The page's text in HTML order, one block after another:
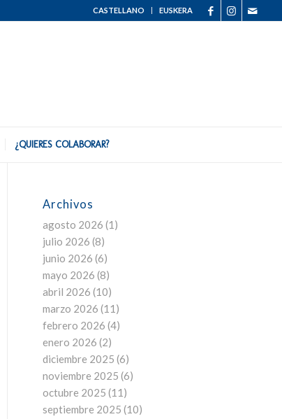
CASTELLANO EUSKERA
¿QUIERES COLABORAR?
Archivos
agosto 2026 (1)
julio 2026 (8)
junio 2026 (6)
mayo 2026 (8)
abril 2026 (10)
marzo 2026 (11)
febrero 2026 (4)
enero 2026 (2)
diciembre 2025 (6)
noviembre 2025 (6)
octubre 2025 (11)
septiembre 2025 (10)